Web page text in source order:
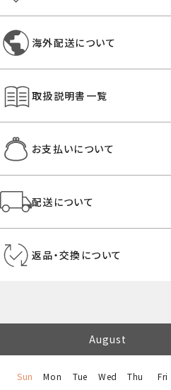
海外配送について
取扱説明書一覧
お支払いについて
配送について
返品・交換について
August
Sun Mon Tue Wed Thu Fri